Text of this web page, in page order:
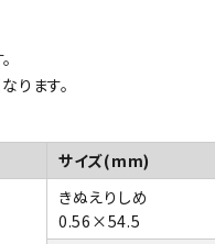
ります。
サイズ(mm)
きぬえりしめ
0.56×54.5